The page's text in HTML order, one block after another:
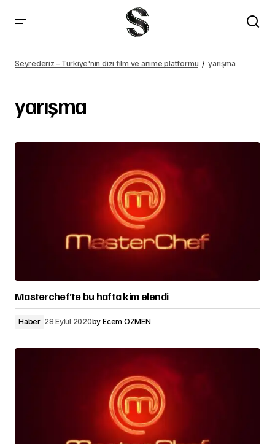
Seyrederiz – Türkiye'nin dizi film ve anime platformu yarışma
yarışma
Masterchef’te bu hafta kim elendi
Haber 28 Eylül 2020by Ecem ÖZMEN